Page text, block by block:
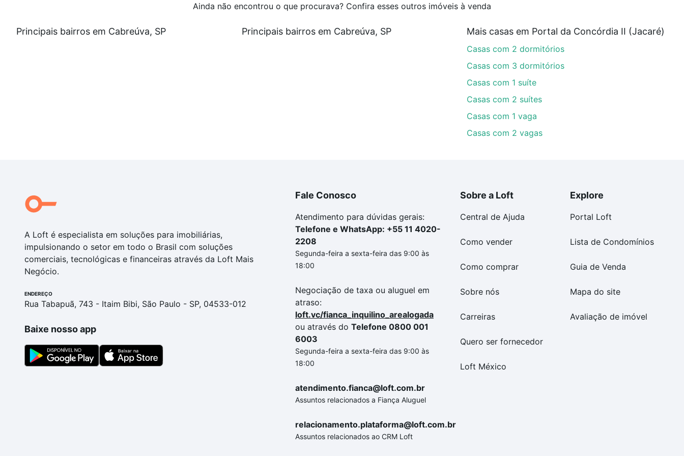
Ainda não encontrou o que procurava? Confira esses outros imóveis à venda
Principais bairros em Cabreúva, SP Principais bairros em Cabreúva, SP Mais casas em Portal da Concórdia II (Jacaré)
Casas com 2 dormitórios
Casas com 3 dormitórios
Casas com 1 suíte
Casas com 2 suítes
Casas com 1 vaga
Casas com 2 vagas
A Loft é especialista em soluções para imobiliárias,
impulsionando o setor em todo o Brasil com soluções
comerciais, tecnológicas e financeiras através da Loft Mais
Negócio.
ENDEREÇO
Rua Tabapuã, 743 - Itaim Bibi, São Paulo - SP, 04533-012
Baixe nosso app
Fale Conosco
Atendimento para dúvidas gerais:
Telefone e WhatsApp: +55 11 4020-
2208
Segunda-feira a sexta-feira das 9:00 às
18:00
Negociação de taxa ou aluguel em
atraso:
loft.vc/fianca_inquilino_arealogada
ou através do Telefone 0800 001
6003
Segunda-feira a sexta-feira das 9:00 às
18:00
atendimento.fianca@loft.com.br
Assuntos relacionados a Fiança Aluguel
relacionamento.plataforma@loft.com.br
Assuntos relacionados ao CRM Loft
Sobre a Loft
Central de Ajuda
Como vender
Como comprar
Sobre nós
Carreiras
Quero ser fornecedor
Loft México
Explore
Portal Loft
Lista de Condomínios
Guia de Venda
Mapa do site
Avaliação de imóvel